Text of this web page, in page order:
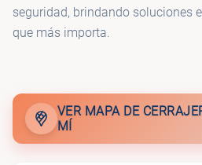
seguridad, brindando soluciones
que más importa.
VER MAPA DE
MÍ